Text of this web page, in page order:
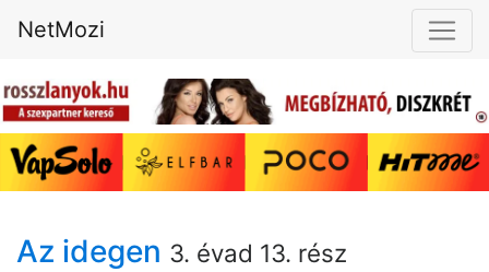
NetMozi
Az idegen 3. évad 13. rész